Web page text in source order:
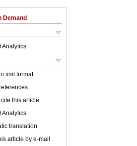
Demand
Analytics
xml format
this article
Analytics
translation
article by e-mail